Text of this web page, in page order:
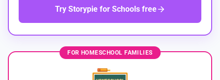
Try Storypie for Schools free
FOR HOMESCHOOL FAMILIES